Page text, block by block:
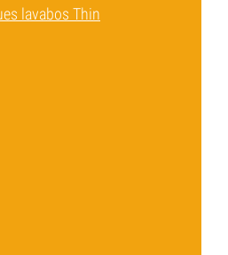
lavabos Thin